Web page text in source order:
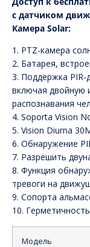
с датчиком
Камера Solar:
1. PTZ-камера
2. Батарея,
3. Поддержка PIR-
включая двойную
распознавания
4. Soporta Vision
5. Vision Diurna
6. Обнаружение
7. Разрешить
8. Функция
тревоги на
9. Сопорта
10.
Модель